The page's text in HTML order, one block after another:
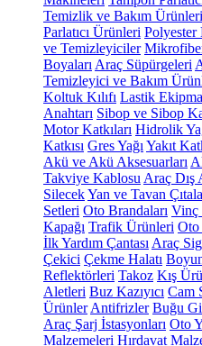
Temizlik ve Bakım Ürünleri
Parlatıcı Ürünleri Polyester
ve Temizleyiciler
Boyaları Araç Süpürgeleri
Temizleyici ve Bakım
Koltuk Kılıfı Lastik
Anahtarı Sibop ve Sibop
Motor Katkıları Hidrolik
Katkısı Gres Yağı Yakıt
Akü ve Akü Aksesuarları
Takviye Kablosu Araç Dış
SilecekYan ve Tavan
Setleri Oto Brandaları Vinç
Kapağı Trafik Ürünleri Oto
İlk Yardım Çantası Araç
Çekici Çekme Halatı
Reflektörleri Takoz Kış
Aletleri Buz Kazıyıcı Cam
Ürünler Antifrizler Buğu
Araç Şarj İstasyonları Oto
Malzemeleri Hırdavat